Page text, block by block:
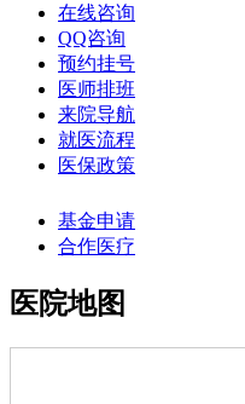
在线咨询
QQ咨询
预约挂号
医师排班
来院导航
就医流程
医保政策
基金申请
合作医疗
医院地图